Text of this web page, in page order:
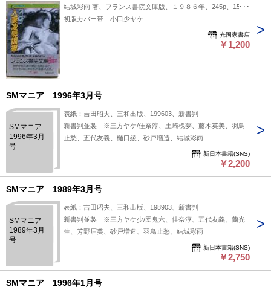
結城彩雨 著、フランス書院文庫版、１９８６年、245p、15cm
初版カバー帯 小口少ヤケ
光国家書店
￥1,200
SMマニア 1996年3月号
SMマニア
1996年3月
号
表紙：吉田昭夫、三和出版、199603、新書判
新書判並製 ※三方ヤケ/佳奈淳、土崎槐夢、藤木英美、羽鳥
止愁、五代友義、樋口綾、砂戸増造、結城彩雨
新日本書籍(SNS)
￥2,200
SMマニア 1989年3月号
SMマニア
1989年3月
号
表紙：吉田昭夫、三和出版、198903、新書判
新書判並製 ※三方ヤケ少/団鬼六、佳奈淳、五代友義、蘭光
生、芳野眉美、砂戸増造、羽鳥止愁、結城彩雨
新日本書籍(SNS)
￥2,750
SMマニア 1996年1月号